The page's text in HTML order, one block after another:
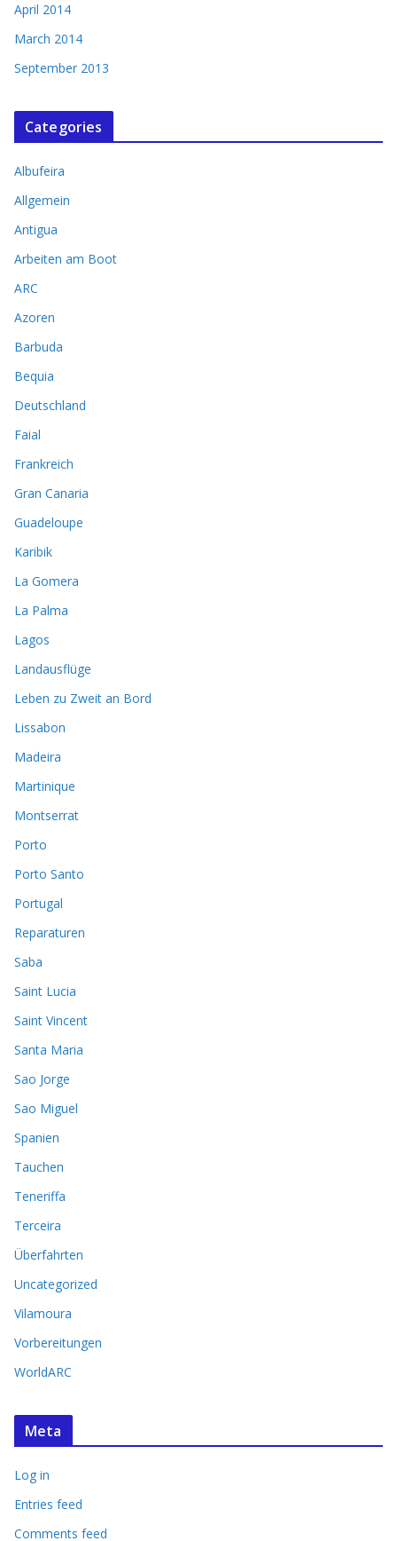
April 2014
March 2014
September 2013
Categories
Albufeira
Allgemein
Antigua
Arbeiten am Boot
ARC
Azoren
Barbuda
Bequia
Deutschland
Faial
Frankreich
Gran Canaria
Guadeloupe
Karibik
La Gomera
La Palma
Lagos
Landausflüge
Leben zu Zweit an Bord
Lissabon
Madeira
Martinique
Montserrat
Porto
Porto Santo
Portugal
Reparaturen
Saba
Saint Lucia
Saint Vincent
Santa Maria
Sao Jorge
Sao Miguel
Spanien
Tauchen
Teneriffa
Terceira
Überfahrten
Uncategorized
Vilamoura
Vorbereitungen
WorldARC
Meta
Log in
Entries feed
Comments feed